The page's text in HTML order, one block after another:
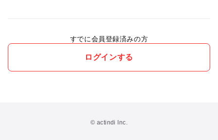
すでに会員登録済みの方
ログインする
© actindi Inc.